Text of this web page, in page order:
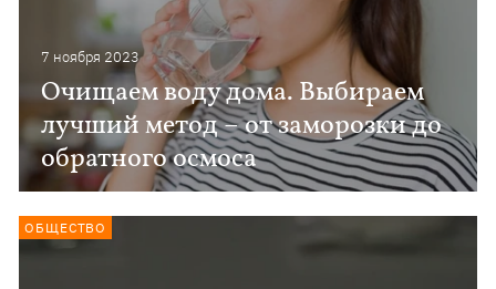
7 ноября 2023
Очищаем воду дома. Выбираем
лучший метод – от заморозки до
обратного осмоса
ОБЩЕСТВО